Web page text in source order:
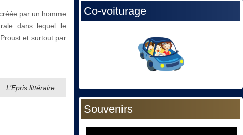
par un homme
dans lequel le
et surtout par
L’Epris littéraire...
Co-voiturage
Souvenirs